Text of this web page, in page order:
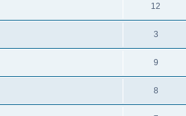
12
3
9
8